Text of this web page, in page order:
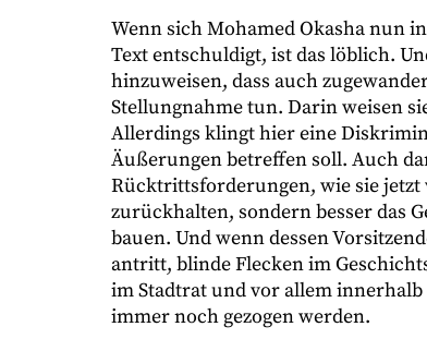
Wenn sich Mohamed Okasha nun
Text entschuldigt, ist das löblich.
hinzuweisen, dass auch
Stellungnahme tun. Darin weisen
Allerdings klingt hier eine
Äußerungen betreffen soll. Auch
Rücktrittsforderungen, wie sie jetzt
zurückhalten, sondern besser das
bauen. Und wenn dessen
antritt, blinde Flecken im
im Stadtrat und vor allem
immer noch gezogen werden.